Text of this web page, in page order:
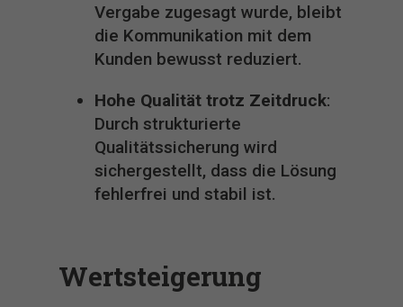
Vergabe zugesagt wurde, bleibt
die Kommunikation mit dem
Kunden bewusst reduziert.
Hohe Qualität trotz Zeitdruck:
Durch strukturierte
Qualitätssicherung wird
sichergestellt, dass die Lösung
fehlerfrei und stabil ist.
Wertsteigerung